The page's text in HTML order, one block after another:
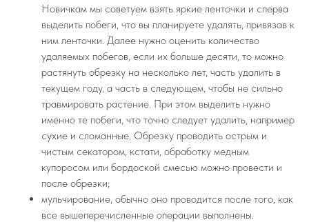
Новичкам мы советуем взять яркие ленточки и сперва
выделить побеги, что вы планируете удалять, привязав к
ним ленточки. Далее нужно оценить количество
удаляемых побегов, если их больше десяти, то можно
растянуть обрезку на несколько лет, часть удалить в
текущем году, а часть в следующем, чтобы не сильно
травмировать растение. При этом выделить нужно
именно те побеги, что точно следует удалить, например
сухие и сломанные. Обрезку проводить острым и
чистым секатором, кстати, обработку медным
купоросом или бордоской смесью можно провести и
после обрезки;
мульчирование, обычно оно проводится после того, как
все вышеперечисленные операции выполнены.